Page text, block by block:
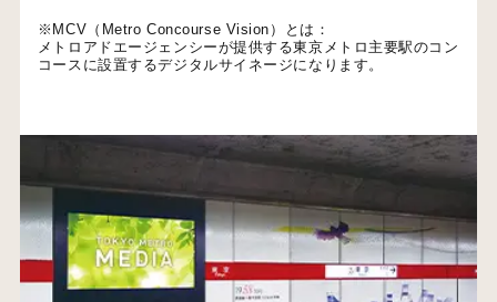
※MCV（Metro Concourse Vision）とは：
メトロアドエージェンシーが提供する東京メトロ主要駅のコン
コースに設置するデジタルサイネージになります。